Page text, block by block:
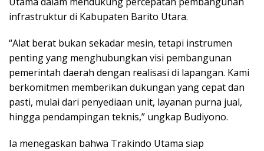
infrastruktur di Kabupaten Barito Utara.
“Alat berat bukan sekadar mesin, tetapi instrumen
penting yang menghubungkan visi pembangunan
pemerintah daerah dengan realisasi di lapangan. Kami
berkomitmen memberikan dukungan yang cepat dan
pasti, mulai dari penyediaan unit, layanan purna jual,
hingga pendampingan teknis,” ungkap Budiyono.
Ia menegaskan bahwa Trakindo Utama siap